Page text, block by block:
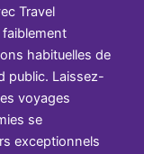
Travel
habituelles de
public. Laissez-
voyages
se
exceptionnels